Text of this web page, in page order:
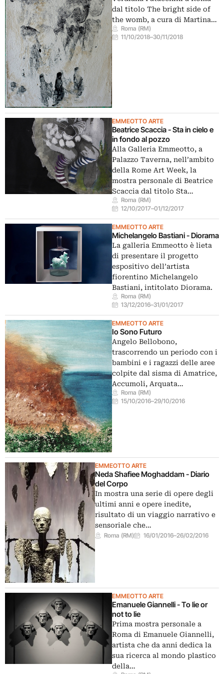
dal titolo The bright side of
the womb, a cura di Martina…
Roma (RM)
11/10/2018–30/11/2018
EMMEOTTO ARTE
Beatrice Scaccia - Sta in cielo e
in fondo al pozzo
Alla Galleria Emmeotto, a
Palazzo Taverna, nell’ambito
della Rome Art Week, la
mostra personale di Beatrice
Scaccia dal titolo Sta…
Roma (RM)
12/10/2017–01/12/2017
EMMEOTTO ARTE
Michelangelo Bastiani - Diorama
La galleria Emmeotto è lieta
di presentare il progetto
espositivo dell’artista
fiorentino Michelangelo
Bastiani, intitolato Diorama.
Roma (RM)
13/12/2016–31/01/2017
EMMEOTTO ARTE
Io Sono Futuro
Angelo Bellobono,
trascorrendo un periodo con i
bambini e i ragazzi delle aree
colpite dal sisma di Amatrice,
Accumoli, Arquata…
Roma (RM)
15/10/2016–29/10/2016
EMMEOTTO ARTE
Neda Shafiee Moghaddam - Diario
del Corpo
In mostra una serie di opere degli
ultimi anni e opere inedite,
risultato di un viaggio narrativo e
sensoriale che…
Roma (RM) 16/01/2016–26/02/2016
EMMEOTTO ARTE
Emanuele Giannelli - To lie or
not to lie
Prima mostra personale a
Roma di Emanuele Giannelli,
artista che da anni dedica la
sua ricerca al mondo plastico
della…